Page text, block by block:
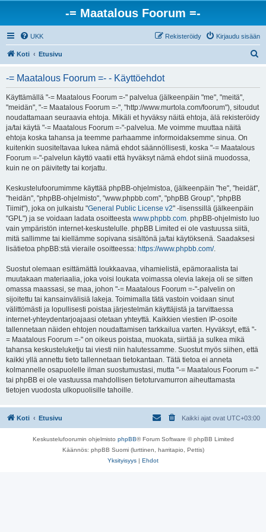
-= Maatalous Foorum =-
UKK Kirjaudu sisään
Rekisteröidy
Koti Etusivu
-= Maatalous Foorum =- - Käyttöehdot
Käyttämällä "-= Maatalous Foorum =-" palvelua (jälkeenpäin "me", "meitä",
"meidän", "-= Maatalous Foorum =-", "http://www.murtola.com/foorum"), sitoudut
noudattamaan seuraavia ehtoja. Mikäli et hyväksy näitä ehtoja, älä rekisteröidy
ja/tai käytä "-= Maatalous Foorum =-"-palvelua. Me voimme muuttaa näitä
ehtoja koska tahansa ja teemme parhaamme informoidaksemme sinua. On
kuitenkin suositeltavaa lukea nämä ehdot säännöllisesti, koska "-= Maatalous
Foorum =-"-palvelun käyttö vaatii että hyväksyt nämä ehdot siinä muodossa,
kuin ne on päivitetty tai korjattu.
Keskustelufoorumimme käyttää phpBB-ohjelmistoa, (jälkeenpäin "he", "heidät",
"heidän", "phpBB-ohjelmisto", "www.phpbb.com", "phpBB Group", "phpBB
Tiimit"), joka on julkaistu "General Public License v2" -lisenssillä (jälkeenpäin
"GPL") ja se voidaan ladata osoitteesta www.phpbb.com. phpBB-ohjelmisto luo
vain ympäristön internet-keskustelulle. phpBB Limited ei ole vastuussa siitä,
mitä sallimme tai kiellämme sopivana sisältönä ja/tai käytöksenä. Saadaksesi
lisätietoa phpBB:stä vieraile osoitteessa: https://www.phpbb.com/.
Suostut olemaan esittämättä loukkaavaa, vihamielistä, epämoraalista tai
muutakaan materiaalia, joka voisi loukata voimassa olevia lakeja oli se sitten
omassa maassasi, se maa, johon "-= Maatalous Foorum =-"-palvelin on
sijoitettu tai kansainvälisiä lakeja. Toimimalla tätä vastoin voidaan sinut
välittömästi ja lopullisesti poistaa järjestelmän käyttäjistä ja tarvittaessa
internet-yhteydentarjoajaasi otetaan yhteyttä. Kaikkien viestien IP-osoite
tallennetaan näiden ehtojen noudattamisen tarkkailua varten. Hyväksyt, että "-
= Maatalous Foorum =-" on oikeus poistaa, muokata, siirtää ja sulkea mikä
tahansa keskusteluketju tai viesti niin halutessamme. Suostut myös siihen, että
kaikki yllä annettu tieto tallennetaan tietokantaan. Tätä tietoa ei anneta
kolmannelle osapuolelle ilman suostumustasi, mutta "-= Maatalous Foorum =-"
tai phpBB ei ole vastuussa mahdollisen tietoturvamurron aiheuttamasta
tietojen vuodosta ulkopuolisille tahoille.
Koti Etusivu Kaikki ajat ovat UTC+03:00
Keskustelufoorumin ohjelmisto phpBB® Forum Software © phpBB Limited
Käännös: phpBB Suomi (lurttinen, harritapio, Pettis)
Yksityisyys | Ehdot